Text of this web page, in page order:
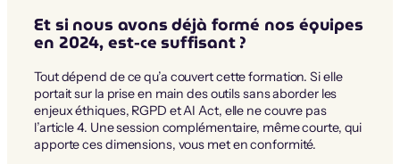
Et si nous avons déjà formé nos équipes
en 2024, est-ce suffisant ?
Tout dépend de ce qu’a couvert cette formation. Si elle
portait sur la prise en main des outils sans aborder les
enjeux éthiques, RGPD et AI Act, elle ne couvre pas
l’article 4. Une session complémentaire, même courte, qui
apporte ces dimensions, vous met en conformité.